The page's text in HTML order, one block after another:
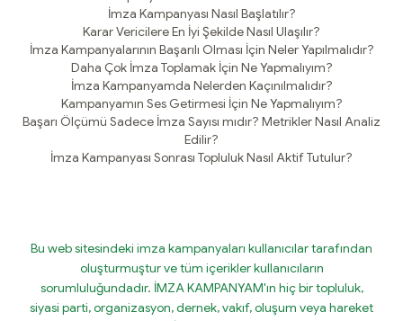
İmza Kampanyası Nasıl Başlatılır?
Karar Vericilere En İyi Şekilde Nasıl Ulaşılır?
İmza Kampanyalarının Başarılı Olması İçin Neler Yapılmalıdır?
Daha Çok İmza Toplamak İçin Ne Yapmalıyım?
İmza Kampanyamda Nelerden Kaçınılmalıdır?
Kampanyamın Ses Getirmesi İçin Ne Yapmalıyım?
Başarı Ölçümü Sadece İmza Sayısı mıdır? Metrikler Nasıl Analiz
Edilir?
İmza Kampanyası Sonrası Topluluk Nasıl Aktif Tutulur?
Bu web sitesindeki imza kampanyaları kullanıcılar tarafından
oluşturmuştur ve tüm içerikler kullanıcıların
sorumluluğundadır. İMZA KAMPANYAM'ın hiç bir topluluk,
siyasi parti, organizasyon, dernek, vakıf, oluşum veya hareket